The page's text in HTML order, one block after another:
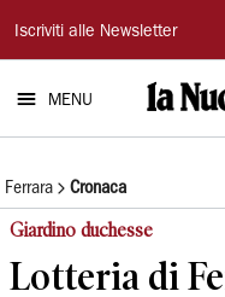
La
Nuova
Ferrara
Iscriviti alle Newsletter
MENU
Ferrara Cronaca
Giardino duchesse
Lotteria di